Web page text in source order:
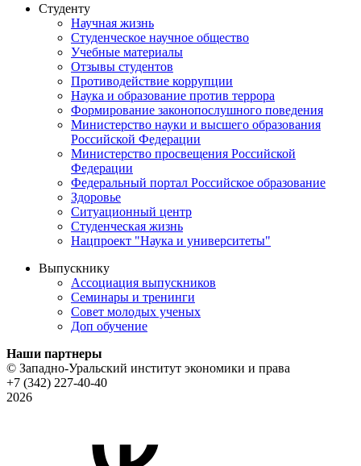
Студенту
Научная жизнь
Студенческое научное общество
Учебные материалы
Отзывы студентов
Противодействие коррупции
Наука и образование против террора
Формирование законопослушного поведения
Министерство науки и высшего образования
Российской Федерации
Министерство просвещения Российской
Федерации
Федеральный портал Российское образование
Здоровье
Ситуационный центр
Студенческая жизнь
Нацпроект "Наука и университеты"
Выпускнику
Ассоциация выпускников
Семинары и тренинги
Совет молодых ученых
Доп обучение
Наши партнеры
© Западно-Уральский институт экономики и права
+7 (342) 227-40-40
2026